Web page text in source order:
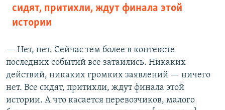
сидят, притихли, ждут финала этой
истории
— Нет, нет. Сейчас тем более в контексте
последних событий все затаились. Никаких
действий, никаких громких заявлений — ничего
нет. Все сидят, притихли, ждут финала этой
истории. А что касается перевозчиков, малого